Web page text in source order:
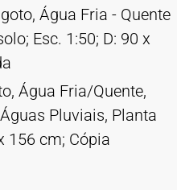
Água Fria - Quente
Esc. 1:50; D: 90 x
Água Fria/Quente,
Pluviais, Planta
156 cm; Cópia